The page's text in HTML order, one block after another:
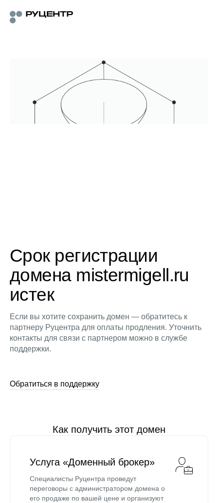
Срок регистрации
домена mistermigell.ru
истек
Если вы хотите сохранить домен — обратитесь к
партнеру Руцентра для оплаты продления. Уточнить
контакты для связи с партнером можно в службе
поддержки.
Обратиться в поддержку
Как получить этот домен
Услуга «Доменный брокер»
Специалисты Руцентра проведут
переговоры с администратором домена о
его продаже по вашей цене и организуют